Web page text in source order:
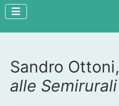
Dettagli
Sandro Ottoni,
alle Semirurali